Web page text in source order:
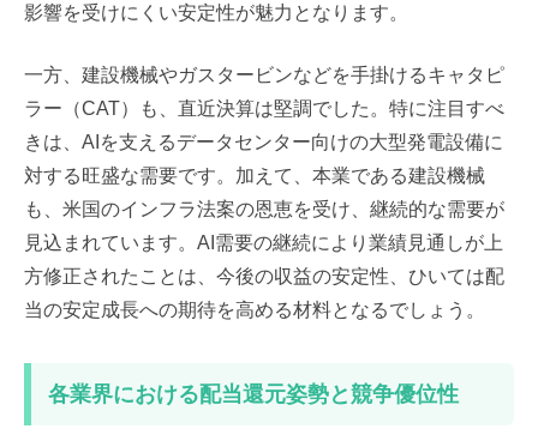
影響を受けにくい安定性が魅力となります。
一方、建設機械やガスタービンなどを手掛けるキャタピ
ラー（CAT）も、直近決算は堅調でした。特に注目すべ
きは、AIを支えるデータセンター向けの大型発電設備に
対する旺盛な需要です。加えて、本業である建設機械
も、米国のインフラ法案の恩恵を受け、継続的な需要が
見込まれています。AI需要の継続により業績見通しが上
方修正されたことは、今後の収益の安定性、ひいては配
当の安定成長への期待を高める材料となるでしょう。
各業界における配当還元姿勢と競争優位性